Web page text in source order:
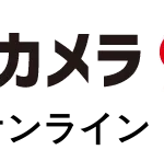
ライン